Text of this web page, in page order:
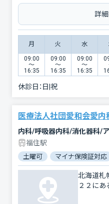
詳
月 火 水
09:00
〜
16:35
09:00
〜
16:35
09:00
〜
16:35
休診日： 日|祝
医療法人社団愛和会愛内
内科/呼吸器内科/消化器科/
福住駅
土曜可 マイナ保険証対応
北海道札
２２にあ